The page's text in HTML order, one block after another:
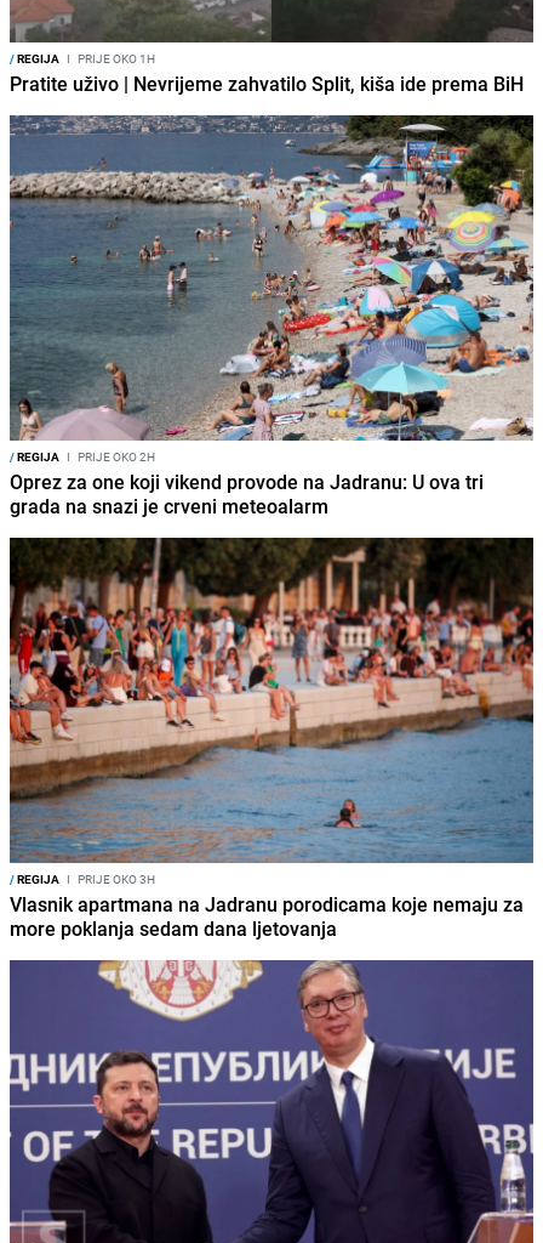
/REGIJA I PRIJE OKO 1H
Pratite uživo | Nevrijeme zahvatilo Split, kiša ide prema BiH
/REGIJA I PRIJE OKO 2H
Oprez za one koji vikend provode na Jadranu: U ova tri
grada na snazi je crveni meteoalarm
/REGIJA I PRIJE OKO 3H
Vlasnik apartmana na Jadranu porodicama koje nemaju za
more poklanja sedam dana ljetovanja